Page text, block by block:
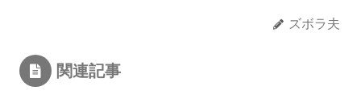
ズボラ夫
関連記事